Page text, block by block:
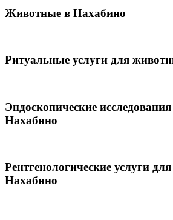
Животные в Нахабино
Ритуальные услуги для
Эндоскопические
Нахабино
Рентгенологические услуги
Нахабино